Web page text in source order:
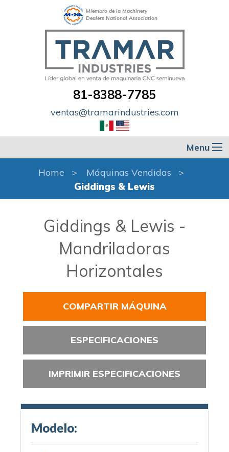
Miembro de la Machinery
Dealers National Association
81-8388-7785
ventas@tramarindustries.com
Menu
Home
Máquinas Vendidas
Giddings & Lewis
Giddings & Lewis -
Mandriladoras
Horizontales
COMPARTIR MÁQUINA
ESPECIFICACIONES
IMPRIMIR ESPECIFICACIONES
Modelo: